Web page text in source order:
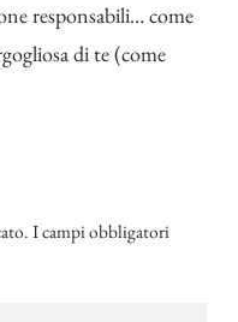
responsabili… come
di te (come
I campi obbligatori